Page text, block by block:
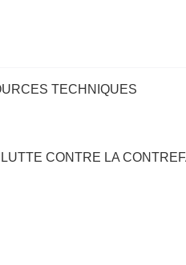
TECHNIQUES
LUTTE CONTRE LA